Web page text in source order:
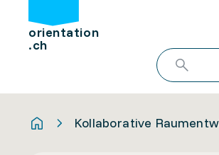
orientation
.ch
Kollaborative